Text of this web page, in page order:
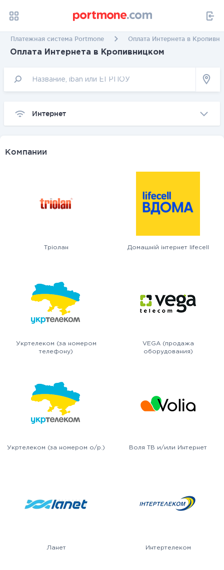
Платежная система Portmone Оплата Интернета в
Оплата Интернета в Кропивницком
Интернет
Компании
Тріолан Домашній інтернет lifecell
Укртелеком (за номером
телефону)
VEGA (продажа
оборудования)
Укртелеком (за номером о/р.) Воля ТВ и/или Интернет
Ланет Интертелеком